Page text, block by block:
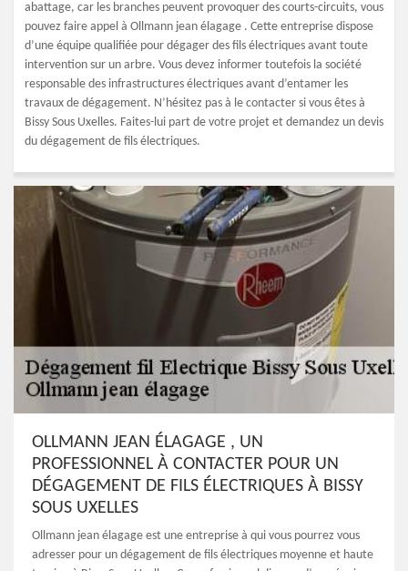
abattage, car les branches peuvent provoquer des courts-circuits, vous
pouvez faire appel à Ollmann jean élagage . Cette entreprise dispose
d’une équipe qualifiée pour dégager des fils électriques avant toute
intervention sur un arbre. Vous devez informer toutefois la société
responsable des infrastructures électriques avant d’entamer les
travaux de dégagement. N’hésitez pas à le contacter si vous êtes à
Bissy Sous Uxelles. Faites-lui part de votre projet et demandez un devis
du dégagement de fils électriques.
OLLMANN JEAN ÉLAGAGE , UN
PROFESSIONNEL À CONTACTER POUR UN
DÉGAGEMENT DE FILS ÉLECTRIQUES À BISSY
SOUS UXELLES
Ollmann jean élagage est une entreprise à qui vous pourrez vous
adresser pour un dégagement de fils électriques moyenne et haute